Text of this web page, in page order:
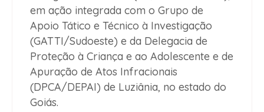
em ação integrada com o Grupo de
Apoio Tático e Técnico à Investigação
(GATTI/Sudoeste) e da Delegacia de
Proteção à Criança e ao Adolescente e de
Apuração de Atos Infracionais
(DPCA/DEPAI) de Luziânia, no estado do
Goiás.